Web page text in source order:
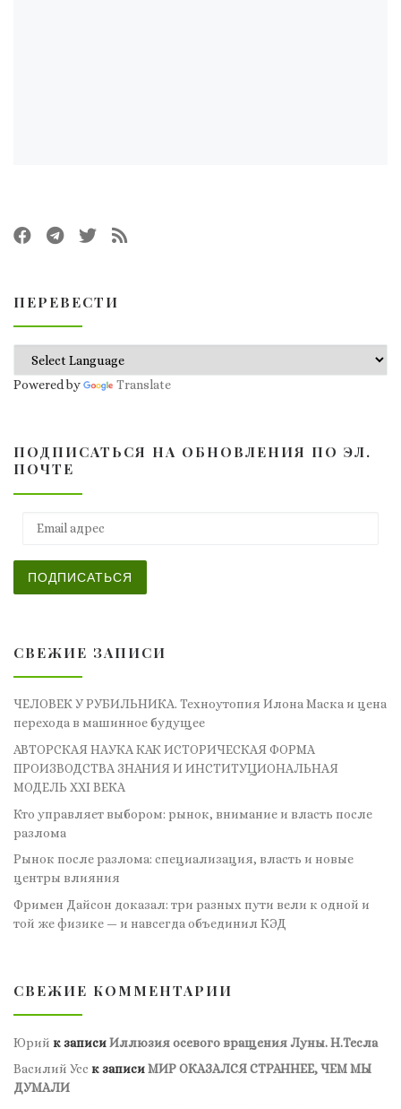
ПЕРЕВЕСТИ
Powered by Translate
ПОДПИСАТЬСЯ НА ОБНОВЛЕНИЯ ПО ЭЛ.
ПОЧТЕ
ПОДПИСАТЬСЯ
СВЕЖИЕ ЗАПИСИ
ЧЕЛОВЕК У РУБИЛЬНИКА. Техноутопия Илона Маска и цена
перехода в машинное будущее
АВТОРСКАЯ НАУКА КАК ИСТОРИЧЕСКАЯ ФОРМА
ПРОИЗВОДСТВА ЗНАНИЯ И ИНСТИТУЦИОНАЛЬНАЯ
МОДЕЛЬ XXI ВЕКА
Кто управляет выбором: рынок, внимание и власть после
разлома
Рынок после разлома: специализация, власть и новые
центры влияния
Фримен Дайсон доказал: три разных пути вели к одной и
той же физике — и навсегда объединил КЭД
СВЕЖИЕ КОММЕНТАРИИ
Юрий к записиИллюзия осевого вращения Луны. Н.Тесла
Василий Усс к записиМИР ОКАЗАЛСЯ СТРАННЕЕ, ЧЕМ МЫ
ДУМАЛИ